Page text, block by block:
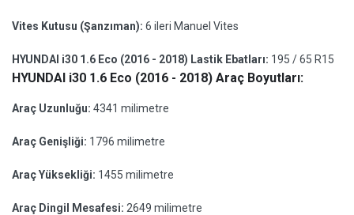
Vites Kutusu (Şanzıman): 6 ileri Manuel Vites
HYUNDAI i30 1.6 Eco (2016 - 2018) Lastik Ebatları: 195 / 65 R15
HYUNDAI i30 1.6 Eco (2016 - 2018) Araç Boyutları:
Araç Uzunluğu: 4341 milimetre
Araç Genişliği: 1796 milimetre
Araç Yüksekliği: 1455 milimetre
Araç Dingil Mesafesi: 2649 milimetre